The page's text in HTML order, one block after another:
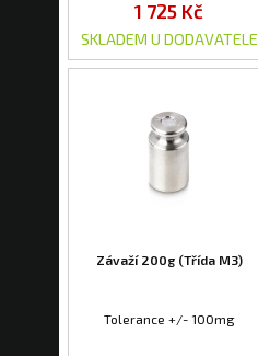
1 725 Kč
SKLADEM U DODAVATELE
Závaží 200g (Třída M3)
Tolerance +/- 100mg